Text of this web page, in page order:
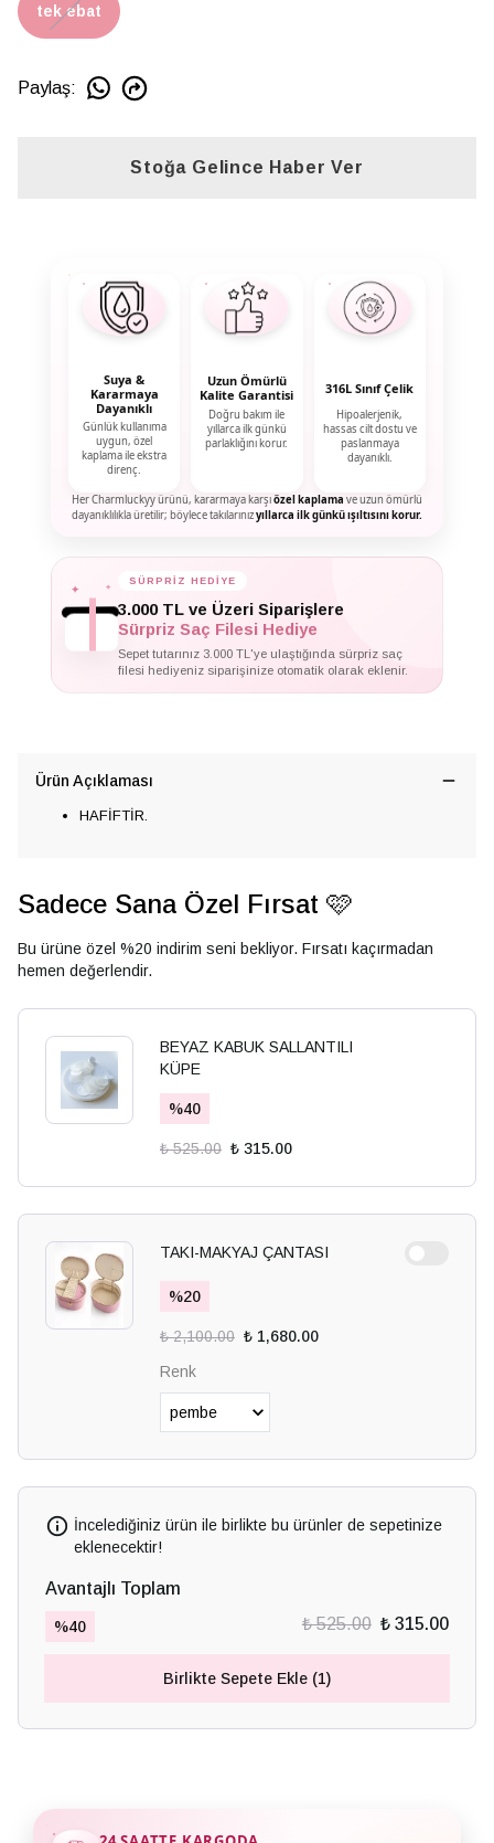
tek ebat
Paylaş:
Stoğa Gelince Haber Ver
Suya &
Kararmaya
Dayanıklı
Günlük kullanıma
uygun, özel
kaplama ile ekstra
direnç.
Uzun Ömürlü
Kalite Garantisi
Doğru bakım ile
yıllarca ilk günkü
parlaklığını korur.
316L Sınıf Çelik
Hipoalerjenik,
hassas cilt dostu ve
paslanmaya
dayanıklı.
Her Charmluckyy ürünü, kararmaya karşıözel kaplama ve uzun ömürlü
dayanıklılıkla üretilir; böylece takılarınızyıllarca ilk günkü ışıltısını korur.
✦ SÜRPRİZ HEDİYE
3.000 TL ve Üzeri Siparişlere
Sürpriz Saç Filesi Hediye
Sepet tutarınız 3.000 TL'ye ulaştığında sürpriz saç
filesi hediyeniz siparişinize otomatik olarak eklenir.
Ürün Açıklaması
HAFİFTİR.
Sadece Sana Özel Fırsat 🩷
Bu ürüne özel %20 indirim seni bekliyor. Fırsatı kaçırmadan
hemen değerlendir.
BEYAZ KABUK SALLANTILI
KÜPE
%40
₺ 525.00 ₺ 315.00
TAKI-MAKYAJ ÇANTASI
%20
₺ 2,100.00 ₺ 1,680.00
Renk
İncelediğiniz ürün ile birlikte bu ürünler de sepetinize
eklenecektir!
Avantajlı Toplam
%40 ₺ 525.00 ₺ 315.00
Birlikte Sepete Ekle (1)